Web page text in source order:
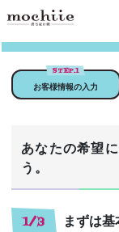
STEP.1
お客様情報の入力
あなたの希望
う。
1/3 まずは基